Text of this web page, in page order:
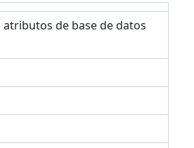
de base de datos